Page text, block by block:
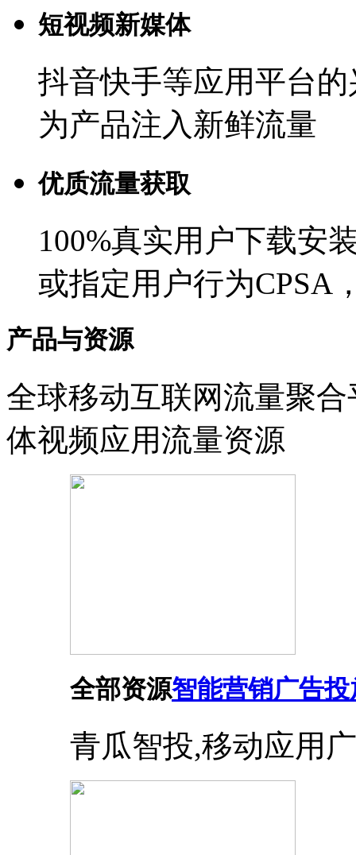
短视频新媒体
抖音快手等应用平台
为产品注入新鲜流量
优质流量获取
100%真实用户下载安
或指定用户行为CPSA
产品与资源
全球移动互联网流量聚
体视频应用流量资源
全部资源智能营销广告
青瓜智投,移动应用